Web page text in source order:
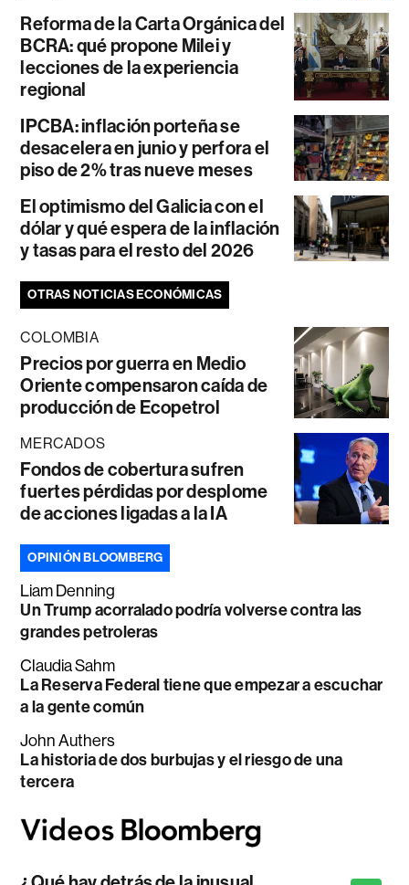
Reforma de la Carta Orgánica del
BCRA: qué propone Milei y
lecciones de la experiencia
regional
IPCBA: inflación porteña se
desacelera en junio y perfora el
piso de 2% tras nueve meses
El optimismo del Galicia con el
dólar y qué espera de la inflación
y tasas para el resto del 2026
OTRAS NOTICIAS ECONÓMICAS
COLOMBIA
Precios por guerra en Medio
Oriente compensaron caída de
producción de Ecopetrol
MERCADOS
Fondos de cobertura sufren
fuertes pérdidas por desplome
de acciones ligadas a la IA
OPINIÓN BLOOMBERG
Liam Denning
Un Trump acorralado podría volverse contra las
grandes petroleras
Claudia Sahm
La Reserva Federal tiene que empezar a escuchar
a la gente común
John Authers
La historia de dos burbujas y el riesgo de una
tercera